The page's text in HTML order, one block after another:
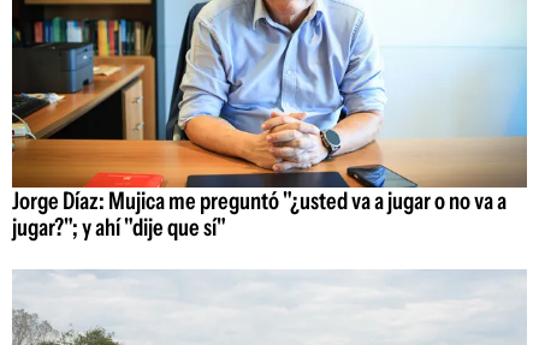
Jorge Díaz: Mujica me preguntó "¿usted va a jugar o no va a
jugar?"; y ahí "dije que sí"